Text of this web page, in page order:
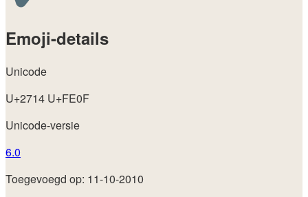
Emoji-details
Unicode
U+2714 U+FE0F
Unicode-versie
6.0
Toegevoegd op: 11-10-2010